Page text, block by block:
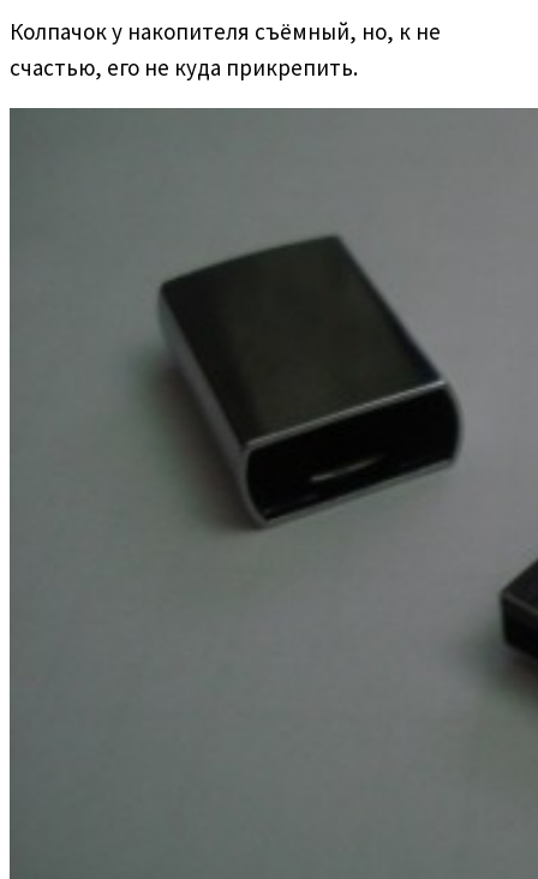
Колпачок у накопителя съёмный, но, к не
счастью, его не куда прикрепить.